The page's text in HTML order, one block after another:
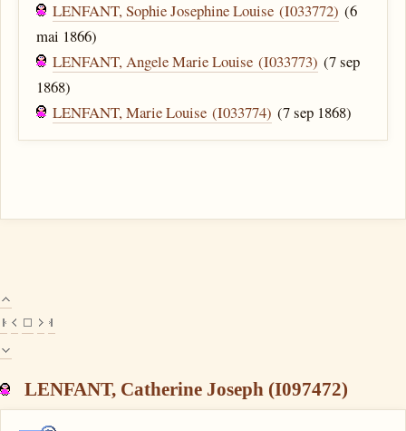
LENFANT, Sophie Josephine Louise (I033772) (6
mai 1866)
LENFANT, Angele Marie Louise (I033773) (7 sep
1868)
LENFANT, Marie Louise (I033774) (7 sep 1868)
LENFANT, Catherine Joseph (I097472)